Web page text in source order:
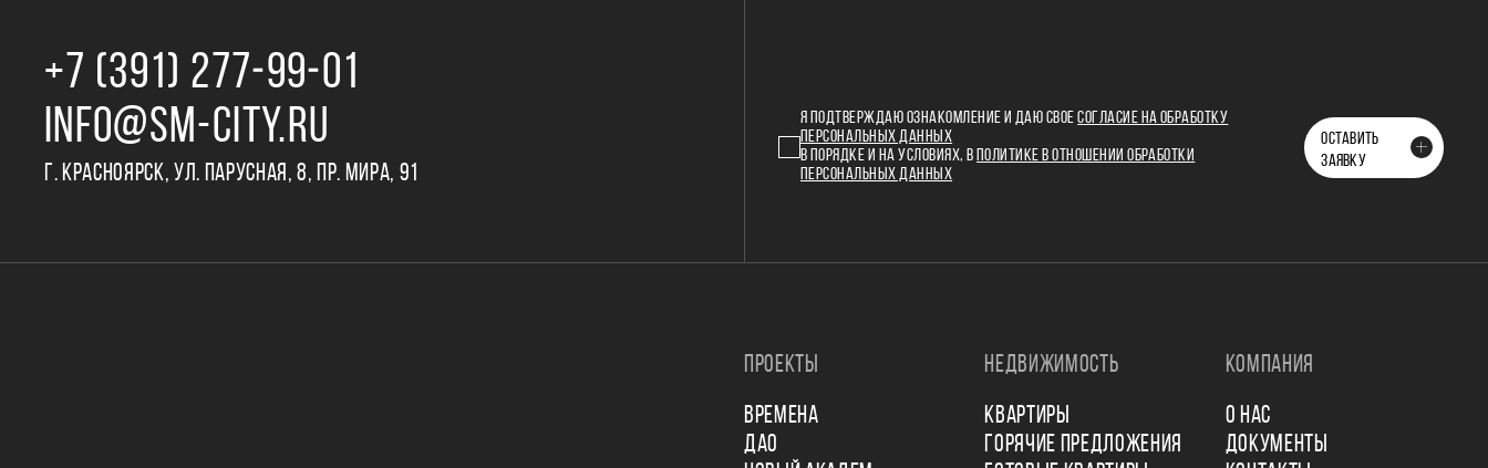
+7 (391) 277‒99‒01
INFO@SM-CITY.RU
Г. КРАСНОЯРСК, УЛ. ПАРУСНАЯ, 8, ПР. МИРА, 91
Я ПОДТВЕРЖДАЮ ОЗНАКОМЛЕНИЕ И ДАЮ СВОЕСОГЛАСИЕ НА ОБРАБОТКУ
ПЕРСОНАЛЬНЫХ ДАННЫХ
В ПОРЯДКЕ И НА УСЛОВИЯХ, В
ПОЛИТИКЕ В ОТНОШЕНИИ ОБРАБОТКИ
ПЕРСОНАЛЬНЫХ ДАННЫХ
ОСТАВИТЬ
ЗАЯВКУ
ПРОЕКТЫ
ВРЕМЕНА
ДАО
НЕДВИЖИМОСТЬ
КВАРТИРЫ
ГОРЯЧИЕ ПРЕДЛОЖЕНИЯ
КОМПАНИЯ
О НАС
ДОКУМЕНТЫ